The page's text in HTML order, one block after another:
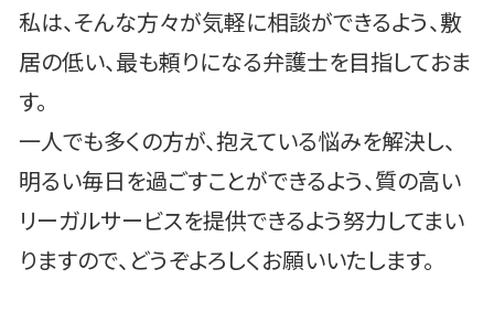
私は、そんな方々が気軽に相談ができるよう、敷
居の低い、最も頼りになる弁護士を目指しておま
す。
一人でも多くの方が、抱えている悩みを解決し、
明るい毎日を過ごすことができるよう、質の高い
リーガルサービスを提供できるよう努力してまい
りますので、どうぞよろしくお願いいたします。